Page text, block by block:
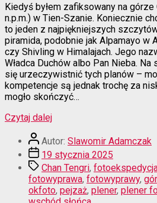
Kiedyś byłem zafiksowany na górze
n.p.m.) w Tien-Szanie. Koniecznie
to jeden z najpiękniejszych
piramida, podobnie jak Alpamayo w
czy Shivling w Himalajach. Jego
Władca Duchów albo Pan Nieba. Na
się urzeczywistnić tych planów –
kompetencje są jednak trochę za
mogło skończyć…
Czytaj dalej“Władca
(w
mocnym
punkcie)”
Autor
wpisu
Autor: Slawomir Adamczak
Data
wpisu
19 stycznia 2025
TagiChan Tengri,
fotowyprawa, fotowyprawy,
okfoto, pejzaż, plener, plener